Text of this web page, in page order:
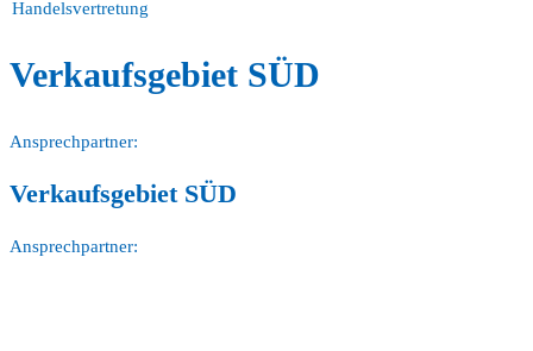
Handelsvertretung
Verkaufsgebiet SÜD
Ansprechpartner:
Verkaufsgebiet SÜD
Ansprechpartner: